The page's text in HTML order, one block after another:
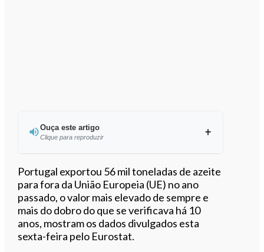
Ouça este artigo
Clique para reproduzir
Ouvir este artigo
Portugal exportou 56 mil toneladas de azeite
para fora da União Europeia (UE) no ano
passado, o valor mais elevado de sempre e
mais do dobro do que se verificava há 10
anos, mostram os dados divulgados esta
sexta-feira pelo Eurostat.